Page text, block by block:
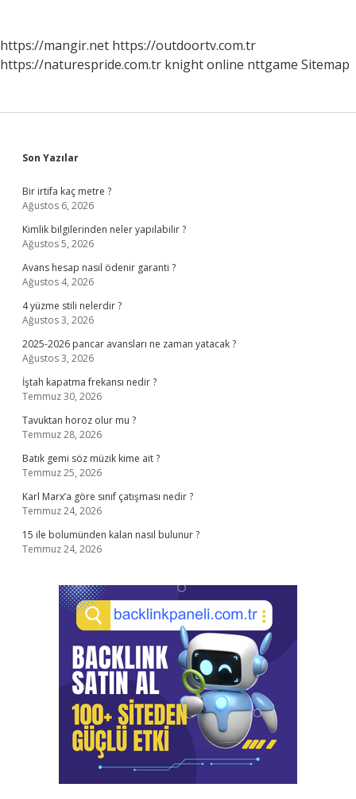
https://mangir.net https://outdoortv.com.tr
https://naturespride.com.tr knight online nttgame Sitemap
Sidebar
Son Yazılar
Bir irtifa kaç metre ?
Ağustos 6, 2026
Kimlik bilgilerinden neler yapılabilir ?
Ağustos 5, 2026
Avans hesap nasıl ödenir garanti ?
Ağustos 4, 2026
4 yüzme stili nelerdir ?
Ağustos 3, 2026
2025-2026 pancar avansları ne zaman yatacak ?
Ağustos 3, 2026
İştah kapatma frekansı nedir ?
Temmuz 30, 2026
Tavuktan horoz olur mu ?
Temmuz 28, 2026
Batık gemi söz müzik kime ait ?
Temmuz 25, 2026
Karl Marx’a göre sınıf çatışması nedir ?
Temmuz 24, 2026
15 ile bolumünden kalan nasıl bulunur ?
Temmuz 24, 2026